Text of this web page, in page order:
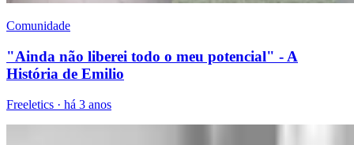
Comunidade
"Ainda não liberei todo o meu potencial" - A
História de Emilio
Freeletics · há 3 anos